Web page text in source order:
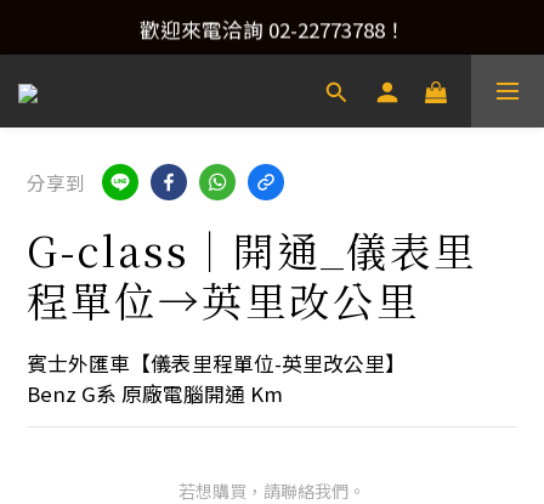
產品洽詢&預約安裝，請加Line：@xacaraudio
歡迎來電洽詢 02-22773788！
產品洽詢&預約安裝，請加Line：@xacaraudio
分享到
G-class｜開通_儀表里
程單位→英里改公里
賓士外匯車【儀表里程單位-英里改公里】
Benz G系 原廠電腦開通 Km
若想購買，請聯絡我們。